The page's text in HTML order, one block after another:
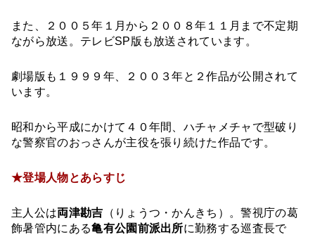
また、２００５年１月から２００８年１１月まで不定期
ながら放送。テレビSP版も放送されています。
劇場版も１９９９年、２００３年と２作品が公開されて
います。
昭和から平成にかけて４０年間、ハチャメチャで型破り
な警察官のおっさんが主役を張り続けた作品です。
★登場人物とあらすじ
主人公は両津勘吉 （りょうつ・かんきち）。警視庁の葛
飾暑管内にある亀有公園前派出所に勤務する巡査長で